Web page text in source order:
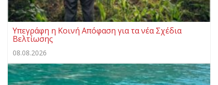
Υπεγράφη η Κοινή Απόφαση για τα νέα Σχέδια
Βελτίωσης
08.08.2026